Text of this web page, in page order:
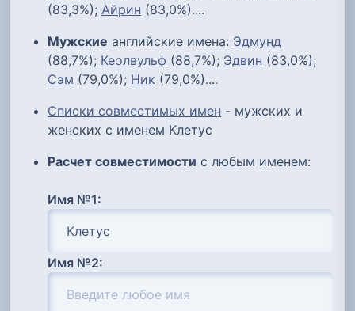
(83,3%); Айрин (83,0%)....
Мужские английские имена: Эдмунд
(88,7%); Кеолвульф (88,7%); Эдвин (83,0%);
Сэм (79,0%); Ник (79,0%)....
Списки совместимых имен - мужских и
женских с именем Клетус
Расчет совместимости с любым именем:
Имя №1:
Имя №2: